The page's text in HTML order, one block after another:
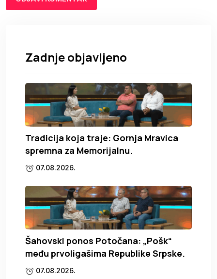
Zadnje objavljeno
Tradicija koja traje: Gornja Mravica
spremna za Memorijalnu.
07.08.2026.
Šahovski ponos Potočana: „Pošk“
među prvoligašima Republike Srpske.
07.08.2026.